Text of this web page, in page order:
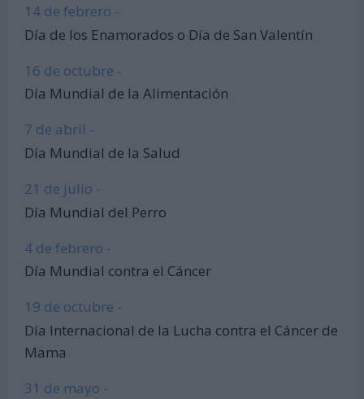
14 de febrero -
Día de los Enamorados o Día de San Valentín
16 de octubre -
Día Mundial de la Alimentación
7 de abril -
Día Mundial de la Salud
21 de julio -
Día Mundial del Perro
4 de febrero -
Día Mundial contra el Cáncer
19 de octubre -
Día Internacional de la Lucha contra el Cáncer de
Mama
31 de mayo -